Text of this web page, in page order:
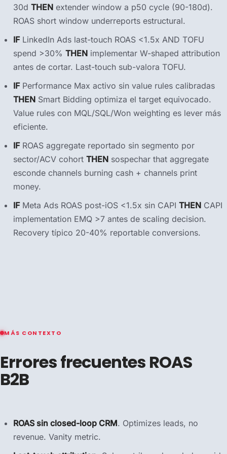
30d THEN extender window a p50 cycle (90-180d).
ROAS short window underreports estructural.
IFLinkedIn Ads last-touch ROAS <1.5x AND TOFU
spend >30% THEN implementar W-shaped attribution
antes de cortar. Last-touch sub-valora TOFU.
IFPerformance Max activo sin value rules calibradas
THEN Smart Bidding optimiza el target equivocado.
Value rules con MQL/SQL/Won weighting es lever más
eficiente.
IFROAS aggregate reportado sin segmento por
sector/ACV cohort THEN sospechar that aggregate
esconde channels burning cash + channels print
money.
IFMeta Ads ROAS post-iOS <1.5x sin CAPI THEN CAPI
implementation EMQ >7 antes de scaling decision.
Recovery típico 20-40% reportable conversions.
MÁS CONTEXTO
Errores frecuentes ROAS
B2B
ROAS sin closed-loop CRM. Optimizes leads, no
revenue. Vanity metric.